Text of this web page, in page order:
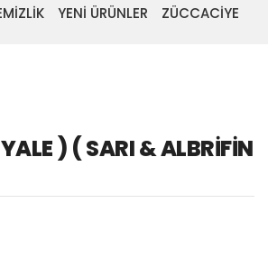
YENİ ÜRÜNLER ZÜCCACİYE
) ( SARI & ALBRİFİN